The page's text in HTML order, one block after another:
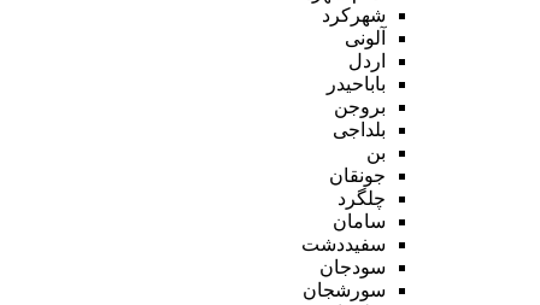
شهرکرد
آلونی
اردل
باباحیدر
بروجن
بلداجی
بن
جونقان
چلگرد
سامان
سفیددشت
سودجان
سورشجان